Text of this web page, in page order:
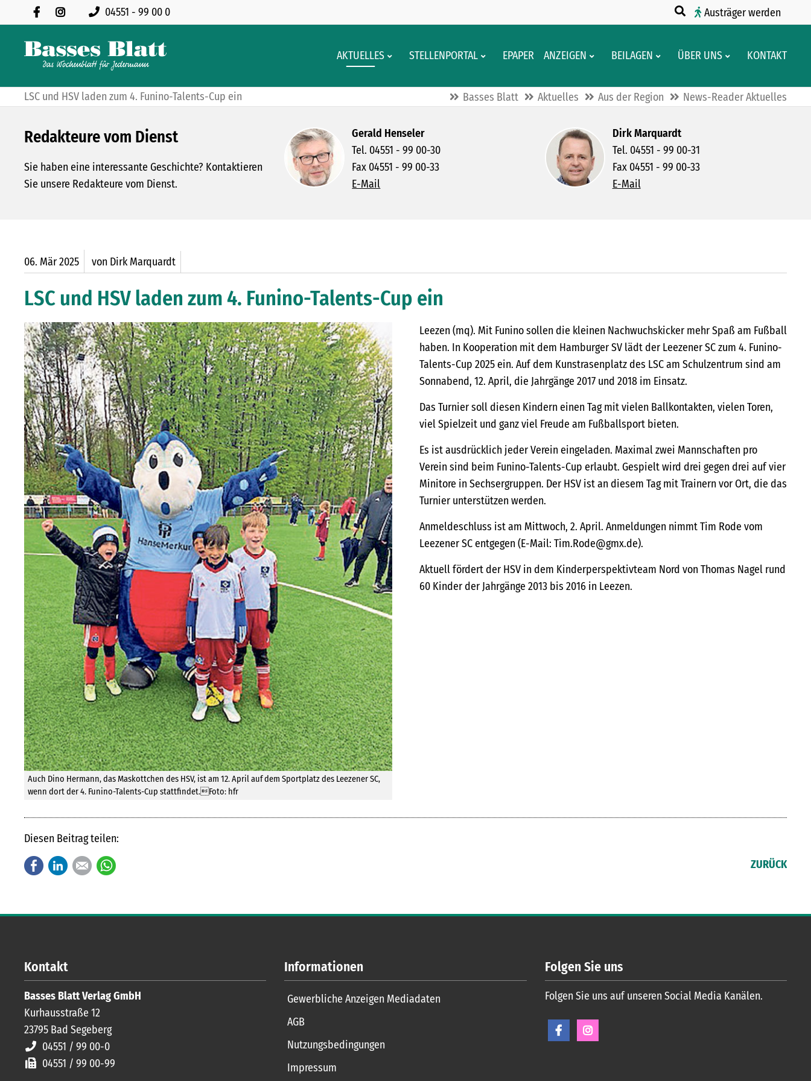
04551 - 99 00 0 Austräger werden
AKTUELLES STELLENPORTAL EPAPER ANZEIGEN BEILAGEN ÜBER UNS KONTAKT
LSC und HSV laden zum 4. Funino-Talents-Cup ein Basses Blatt Aktuelles Aus der Region News-Reader Aktuelles
Redakteure vom Dienst
Sie haben eine interessante Geschichte? Kontaktieren
Sie unsere Redakteure vom Dienst.
Gerald Henseler
Tel. 04551 - 99 00-30
Fax 04551 - 99 00-33
E-Mail
Dirk Marquardt
Tel. 04551 - 99 00-31
Fax 04551 - 99 00-33
E-Mail
06. Mär2025 von Dirk Marquardt
LSC und HSV laden zum 4. Funino-Talents-Cup ein
Auch Dino Hermann, das Maskottchen des HSV, ist am 12. April auf dem Sportplatz des Leezener SC,
wenn dort der 4. Funino-Talents-Cup stattfindet.Foto: hfr
Leezen (mq). Mit Funino sollen die kleinen Nachwuchskicker mehr Spaß am Fußball
haben. In Kooperation mit dem Hamburger SV lädt der Leezener SC zum 4. Funino-
Talents-Cup 2025 ein. Auf dem Kunstrasenplatz des LSC am Schulzentrum sind am
Sonnabend, 12. April, die Jahrgänge 2017 und 2018 im Einsatz.
Das Turnier soll diesen Kindern einen Tag mit vielen Ballkontakten, vielen Toren,
viel Spielzeit und ganz viel Freude am Fußballsport bieten.
Es ist ausdrücklich jeder Verein eingeladen. Maximal zwei Mannschaften pro
Verein sind beim Funino-Talents-Cup erlaubt. Gespielt wird drei gegen drei auf vier
Minitore in Sechsergruppen. Der HSV ist an diesem Tag mit Trainern vor Ort, die das
Turnier unterstützen werden.
Anmeldeschluss ist am Mittwoch, 2. April. Anmeldungen nimmt Tim Rode vom
Leezener SC entgegen (E-Mail: Tim.Rode@gmx.de).
Aktuell fördert der HSV in dem Kinderperspektivteam Nord von Thomas Nagel rund
60 Kinder der Jahrgänge 2013 bis 2016 in Leezen.
Diesen Beitrag teilen:
FacebookLinkedInE-mail ZURÜCK
Kontakt
Basses Blatt Verlag GmbH
Kurhausstraße 12
23795 Bad Segeberg
04551 / 99 00-0
04551 / 99 00-99
Informationen
Gewerbliche Anzeigen Mediadaten
AGB
Nutzungsbedingungen
Impressum
Folgen Sie uns
Folgen Sie uns auf unseren Social Media Kanälen.